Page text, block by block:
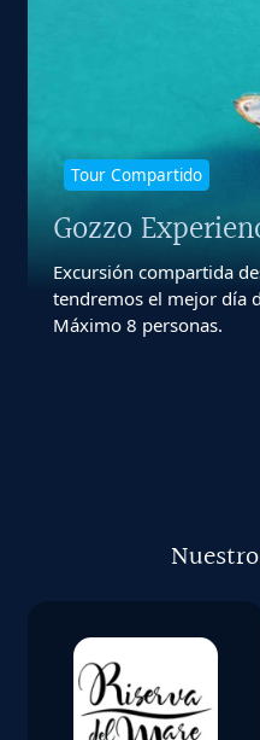
Tour Compartido
Gozzo
Excursión compartida
tendremos el mejor día
Máximo 8 personas.